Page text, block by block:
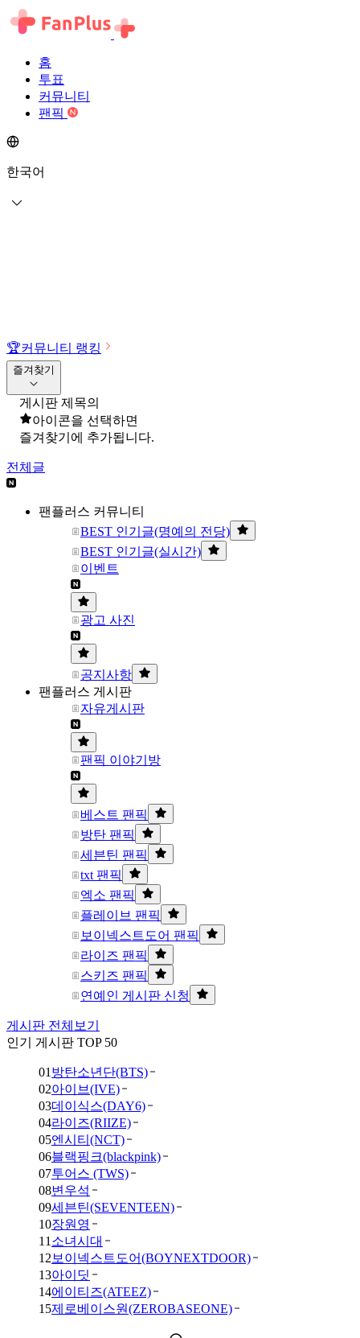
홈
투표
커뮤니티
팬픽
한국어
🏆커뮤니티 랭킹
즐겨찾기
게시판 제목의
아이콘을 선택하면
즐겨찾기에 추가됩니다.
전체글
팬플러스 커뮤니티
BEST 인기글(명예의 전당)
BEST 인기글(실시간)
이벤트
광고 사진
공지사항
팬플러스 게시판
자유게시판
팬픽 이야기방
베스트 팬픽
방탄 팬픽
세븐틴 팬픽
txt 팬픽
엑소 팬픽
플레이브 팬픽
보이넥스트도어 팬픽
라이즈 팬픽
스키즈 팬픽
연예인 게시판 신청
게시판 전체보기
인기 게시판 TOP 50
01 방탄소년단(BTS)
02아이브(IVE)
03데이식스(DAY6)
04라이즈(RIIZE)
05엔시티(NCT)
06블랙핑크(blackpink)
07투어스 (TWS)
08변우석
09세븐틴(SEVENTEEN)
10장원영
11 소녀시대
12 보이넥스트도어(BOYNEXTDOOR)
13아이딧
14에이티즈(ATEEZ)
15제로베이스원(ZEROBASEONE)